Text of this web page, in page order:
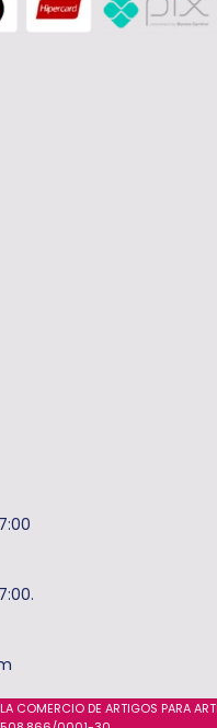
DE ARTIGOS PARA